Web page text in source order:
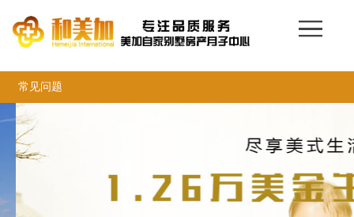
网站首页 136-6168-7859
医院医生
保险保障
费用清单
联系我们
常见问题